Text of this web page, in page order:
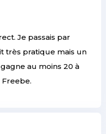
Je passais par
très pratique mais un
au moins 20 à
Freebe.